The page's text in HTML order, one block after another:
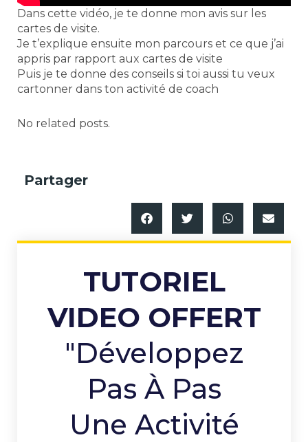
Dans cette vidéo, je te donne mon avis sur les
cartes de visite.
Je t’explique ensuite mon parcours et ce que j’ai
appris par rapport aux cartes de visite
Puis je te donne des conseils si toi aussi tu veux
cartonner dans ton activité de coach
No related posts.
Partager
TUTORIEL
VIDEO OFFERT
"Développez
Pas À Pas
Une Activité